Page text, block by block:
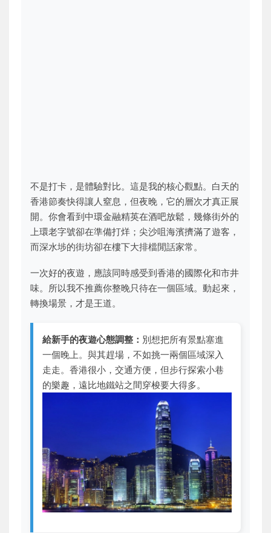
不是打卡，是體驗對比。這是我的核心觀點。白天的
香港節奏快得讓人窒息，但夜晚，它的層次才真正展
開。你會看到中環金融精英在酒吧放鬆，幾條街外的
上環老字號卻在準備打烊；尖沙咀海濱擠滿了遊客，
而深水埗的街坊卻在樓下大排檔閒話家常。
一次好的夜遊，應該同時感受到香港的國際化和市井
味。所以我不推薦你整晚只待在一個區域。動起來，
轉換場景，才是王道。
給新手的夜遊心態調整： 別想把所有景點塞進
一個晚上。與其趕場，不如挑一兩個區域深入
走走。香港很小，交通方便，但步行探索小巷
的樂趣，遠比地鐵站之間穿梭要大得多。